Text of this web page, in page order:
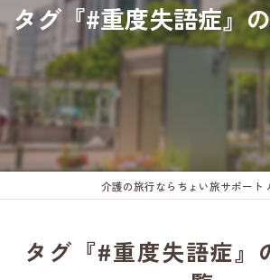
タグ『#重度失語症』
介護の旅行ならちょい旅サポート
タグ『#重度失語症』